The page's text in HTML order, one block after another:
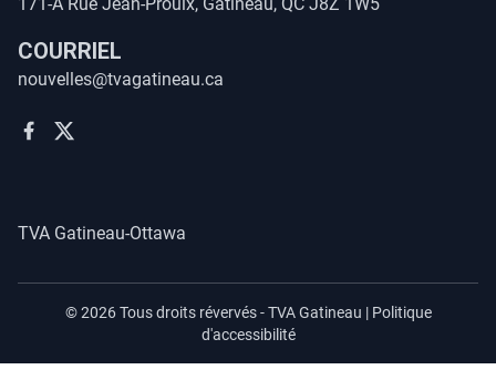
COURRIEL
nouvelles@tvagatineau.ca
TVA Gatineau-Ottawa
©2026Tous droits révervés -TVA Gatineau | Politique
d'accessibilité